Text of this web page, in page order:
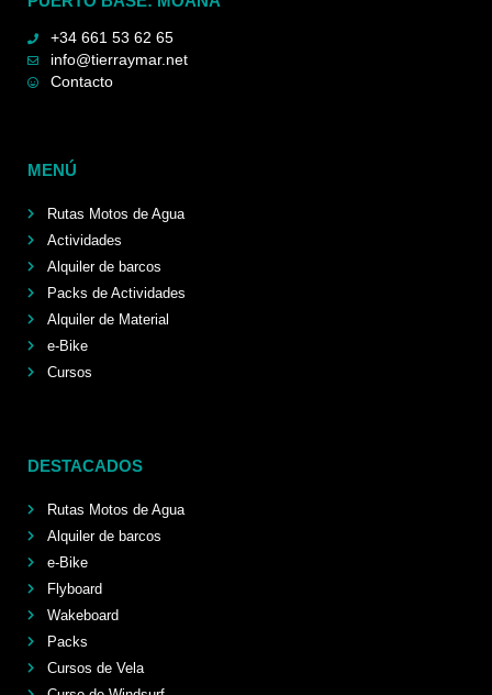
+34 661 53 62 65
info@tierraymar.net
Contacto
MENÚ
Rutas Motos de Agua
Actividades
Alquiler de barcos
Packs de Actividades
Alquiler de Material
e-Bike
Cursos
DESTACADOS
Rutas Motos de Agua
Alquiler de barcos
e-Bike
Flyboard
Wakeboard
Packs
Cursos de Vela